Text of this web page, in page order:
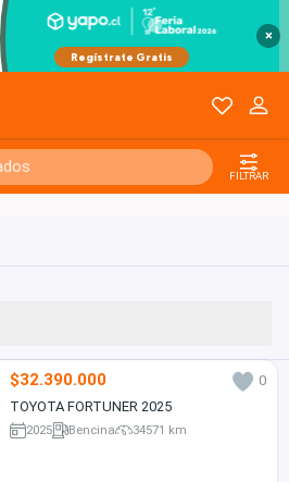
×
FILTRAR
$32.390.000
0
TOYOTA FORTUNER 2025
2025 Bencina 34571 km